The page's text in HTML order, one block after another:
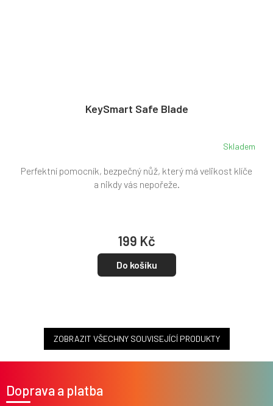
KeySmart Safe Blade
Skladem
199 Kč
Do košíku
Perfektní pomocník, bezpečný nůž, který má velikost klíče
a nikdy vás nepořeže.
ZOBRAZIT VŠECHNY SOUVISEJÍCÍ PRODUKTY
Doprava a platba